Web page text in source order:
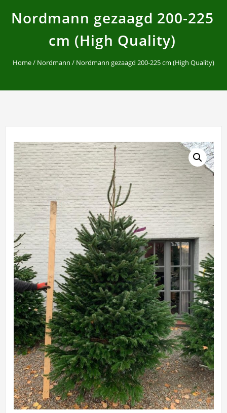
Nordmann gezaagd 200-225
cm (High Quality)
Home/ Nordmann / Nordmann gezaagd 200-225 cm (High Quality)